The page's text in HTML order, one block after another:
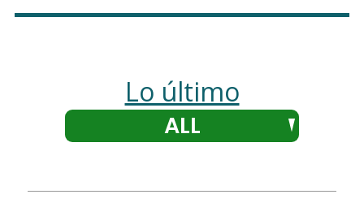
Lo último
ALL